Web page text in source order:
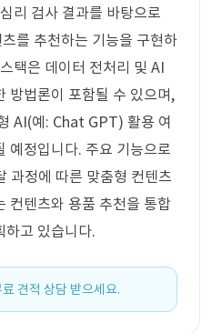
리 검사 결과를 바탕으로
를 추천하는 기능을 구현하
택은 데이터 전처리 및 AI
방법론이 포함될 수 있으며,
AI(예: Chat GPT) 활용 여
예정입니다. 주요 기능으로
과정에 따른 맞춤형 컨텐츠
컨텐츠와 용품 추천을 통합
하고 있습니다.
견적 상담 받으세요.